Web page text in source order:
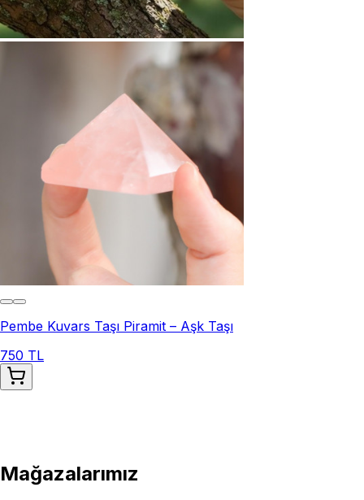
Pembe Kuvars Taşı Piramit – Aşk Taşı
750 TL
Mağazalarımız